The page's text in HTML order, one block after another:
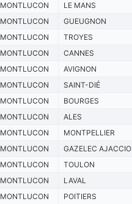
MONTLUCON LE MANS
MONTLUCON GUEUGNON
MONTLUCON TROYES
MONTLUCON CANNES
MONTLUCON AVIGNON
MONTLUCON SAINT-DIÉ
MONTLUCON BOURGES
MONTLUCON ALES
MONTLUCON MONTPELLIER
MONTLUCON GAZELEC AJACCIO
MONTLUCON TOULON
MONTLUCON LAVAL
MONTLUCON POITIERS